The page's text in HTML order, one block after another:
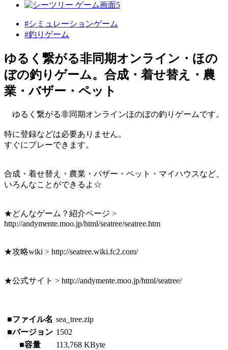
#シミュレーションゲーム
#釣りゲーム
ゆるく繋がる非同期オンライン・ほの
ぼの釣りゲーム。合成・着せ替え・農
業・バザー・ペット
ゆるく繋がる非同期オンラインほのぼの釣りゲームです。
特に登録などは必要ありません。
すぐにプレーできます。
合成・着せ替え・農業・バザー・ペット・マイハウスなど、
いろんなことができるよ☆
★どんなゲーム？紹介ページ >
http://andymente.moo.jp/html/seatree/seatree.htm
★攻略wiki > http://seatree.wiki.fc2.com/
★公式サイト > http://andymente.moo.jp/html/seatree/
■ファイル名 sea_tree.zip
■バージョン 1502
■容量
113,768 KByte